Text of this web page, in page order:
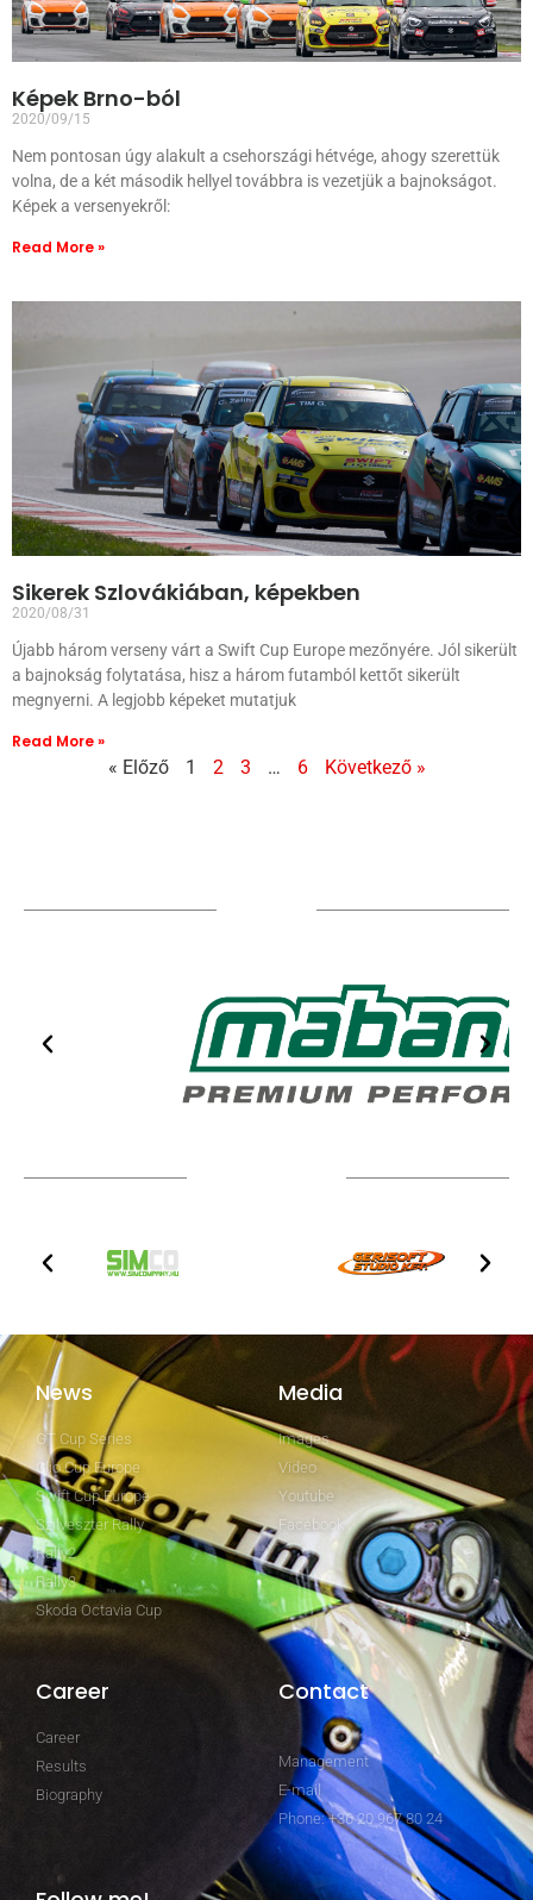
Képek Brno-ból
2020/09/15
Nem pontosan úgy alakult a csehországi hétvége, ahogy szerettük
volna, de a két második hellyel továbbra is vezetjük a bajnokságot.
Képek a versenyekről:
Read More »
Sikerek Szlovákiában, képekben
2020/08/31
Újabb három verseny várt a Swift Cup Europe mezőnyére. Jól sikerült
a bajnokság folytatása, hisz a három futamból kettőt sikerült
megnyerni. A legjobb képeket mutatjuk
Read More »
« Előző 1 2 3 … 6 Következő »
News
GT Cup Series
Clio Cup Europe
Swift Cup Europe
Szilveszter Rally
Rally2
Rally3
Skoda Octavia Cup
Media
Images
Video
Youtube
Facebook
Career
Career
Results
Biography
Contact
Management
E-mail
Phone: +36 20 967 80 24